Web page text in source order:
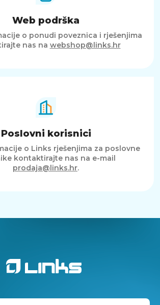
Web podrška
o ponudi poveznica i rješenjima
nas na webshop@links.hr
Poslovni korisnici
o Links rješenjima za poslovne
kontaktirajte nas na e-mail
prodaja@links.hr.